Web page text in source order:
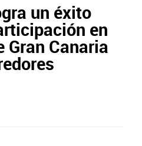
un éxito
en
Gran Canaria